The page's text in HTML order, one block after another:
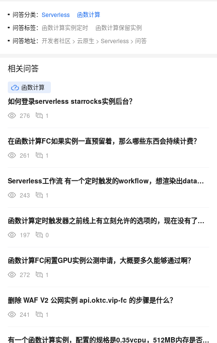
问答分类： Serverless
函数计算
问答标签： 函数计算实例定时
函数计算保留实例
问答地址： 开发者社区 > 云原生 > Serverless > 问答
相关问答
函数计算
如何登录serverless starrocks实例后台？
276 1
在函数计算FC如果实例一直预留着，那么哪些东西会持续计费？
261 1
Serverless工作流 有一个定时触发的workflow，想渲染出data字段，这应该怎么使用？
243 1
函数计算定时触发器之前线上有立刻允许的选项的，现在没有了吗？
197 0
函数计算FC闲置GPU实例公测申请，大概要多久能够通过啊？
272 1
删除 WAF V2 公网实例 api.oktc.vip-fc 的步骤是什么？
241 1
有一个函数计算实例，配置的规格是0.35vcpu，512MB内存是否应该扩充该实例的vcpu和内存？